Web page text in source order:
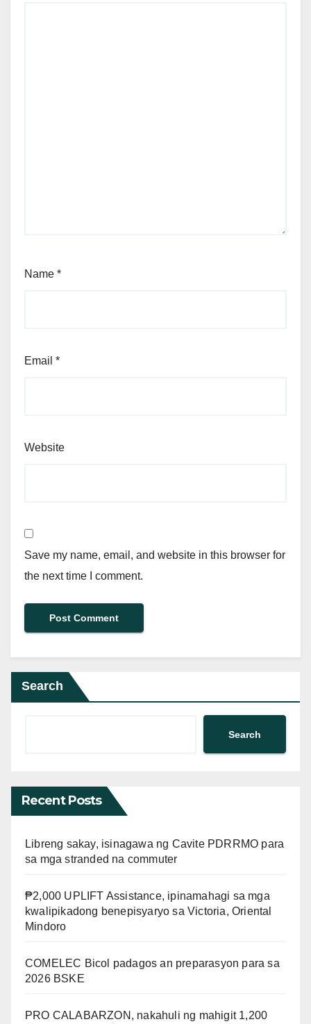
Name *
Email *
Website
Save my name, email, and website in this browser for
the next time I comment.
Search
Search
Recent Posts
Libreng sakay, isinagawa ng Cavite PDRRMO para
sa mga stranded na commuter
₱2,000 UPLIFT Assistance, ipinamahagi sa mga
kwalipikadong benepisyaryo sa Victoria, Oriental
Mindoro
COMELEC Bicol padagos an preparasyon para sa
2026 BSKE
PRO CALABARZON, nakahuli ng mahigit 1,200